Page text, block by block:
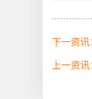
下一资讯
上一资